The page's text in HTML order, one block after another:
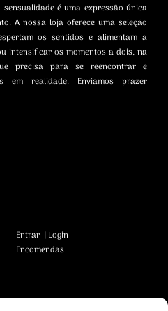
é uma expressão única
A nossa loja oferece uma seleção
os sentidos e alimentam a
intensificar os momentos a dois, na
precisa para se reencontrar e
em realidade. Enviamos prazer
Entrar | Login
Encomendas